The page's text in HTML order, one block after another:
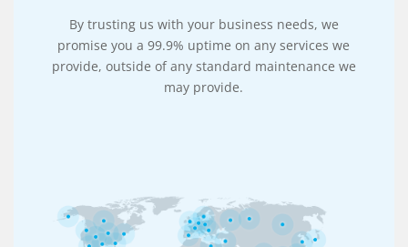
By trusting us with your business needs, we
promise you a 99.9% uptime on any services we
provide, outside of any standard maintenance we
may provide.